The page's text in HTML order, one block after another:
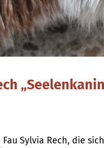
Sylvia Rech, die